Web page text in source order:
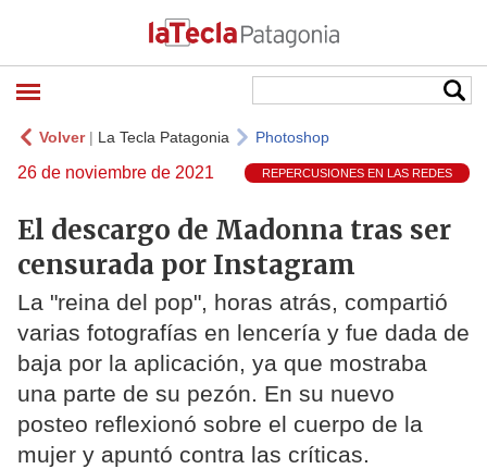
Volver| La Tecla Patagonia Photoshop
26 de noviembre de 2021 REPERCUSIONES EN LAS REDES
El descargo de Madonna tras ser
censurada por Instagram
La "reina del pop", horas atrás, compartió
varias fotografías en lencería y fue dada de
baja por la aplicación, ya que mostraba
una parte de su pezón. En su nuevo
posteo reflexionó sobre el cuerpo de la
mujer y apuntó contra las críticas.